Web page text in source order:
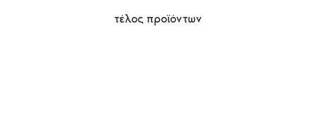
τέλος προϊόντων